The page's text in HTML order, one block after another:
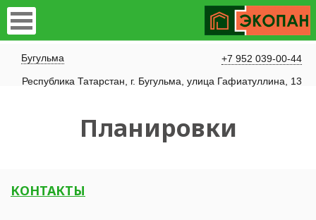
Бугульма
+7 952 039-00-44
Республика Татарстан, г. Бугульма, улица Гафиатуллина, 13
Планировки
КОНТАКТЫ